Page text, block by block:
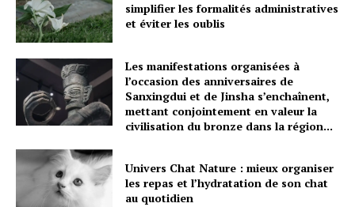
simplifier les formalités administratives
et éviter les oublis
Les manifestations organisées à
l’occasion des anniversaires de
Sanxingdui et de Jinsha s’enchaînent,
mettant conjointement en valeur la
civilisation du bronze dans la région...
Univers Chat Nature : mieux organiser
les repas et l’hydratation de son chat
au quotidien